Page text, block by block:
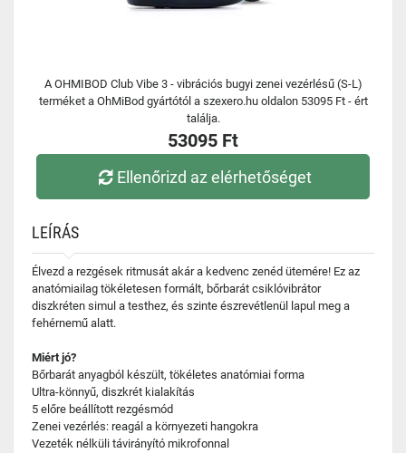
A OHMIBOD Club Vibe 3 - vibrációs bugyi zenei vezérlésű (S-L)
terméket a OhMiBod gyártótól a szexero.hu oldalon 53095 Ft - ért
találja.
53095 Ft
Ellenőrizd az elérhetőséget
LEÍRÁS
Élvezd a rezgések ritmusát akár a kedvenc zenéd ütemére! Ez az
anatómiailag tökéletesen formált, bőrbarát csiklóvibrátor
diszkréten simul a testhez, és szinte észrevétlenül lapul meg a
fehérnemű alatt.
Miért jó?
Bőrbarát anyagból készült, tökéletes anatómiai forma
Ultra-könnyű, diszkrét kialakítás
5 előre beállított rezgésmód
Zenei vezérlés: reagál a környezeti hangokra
Vezeték nélküli távirányító mikrofonnal